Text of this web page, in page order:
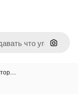
Поиск